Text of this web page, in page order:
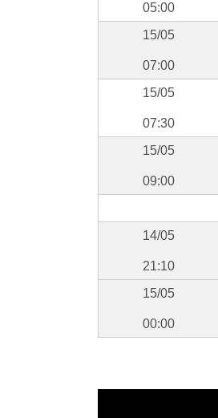
05:00
15/05
07:00
15/05
07:30
15/05
09:00
14/05
21:10
15/05
00:00